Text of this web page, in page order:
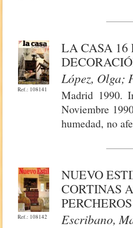
Ref.: 108141
LA CASA 16
López, Olga;
Madrid 1990.
Noviembre
humedad, no
Ref.: 108142
NUEVO
CORTINAS
Escribano,